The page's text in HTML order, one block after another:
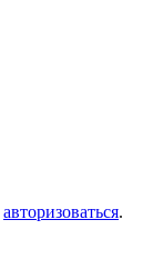
авторизоваться.